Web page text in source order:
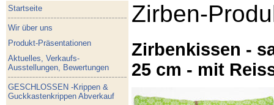
Startseite
Wir über uns
Produkt-Präsentationen
Aktuelles, Verkaufs-
Ausstellungen, Bewertungen
GESCHLOSSEN -Krippen &
Guckkastenkrippen Abverkauf
Zirben-
Zirbenkissen -
25 cm - mit